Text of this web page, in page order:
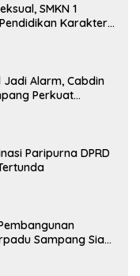
SMKN 1
Karakter
Jadi Alarm, Cabdin
Perkuat
Paripurna DPRD
Sampang Siap